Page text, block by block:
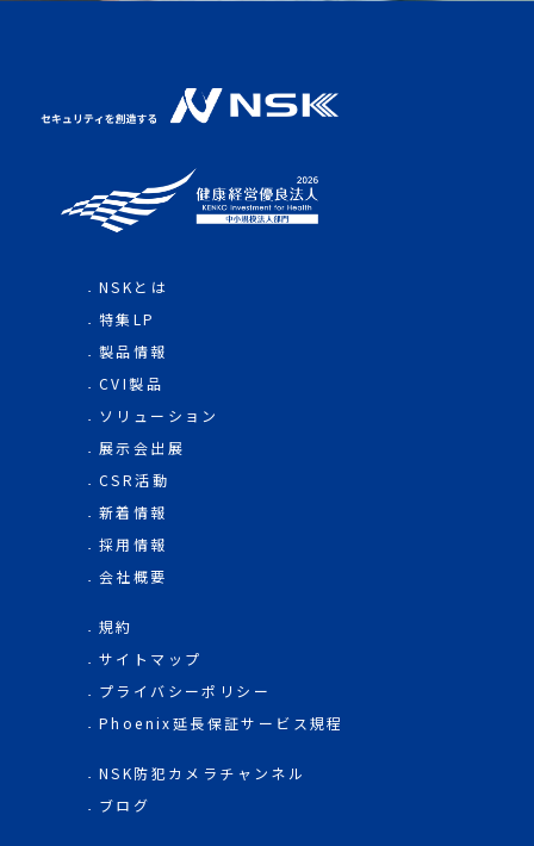
NSKとは
特集LP
製品情報
CVI製品
ソリューション
展示会出展
CSR活動
新着情報
採用情報
会社概要
規約
サイトマップ
プライバシーポリシー
Phoenix延長保証サービス規程
NSK防犯カメラチャンネル
ブログ